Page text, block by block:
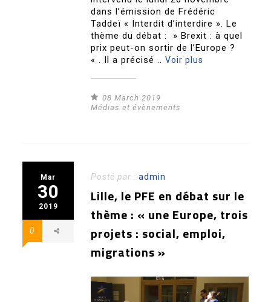
dans l’émission de Frédéric
Taddeï « Interdit d’interdire ». Le
thème du débat : » Brexit : à quel
prix peut-on sortir de l’Europe ?
« . Il a précisé ..Voir plus
08 March 2019
Médias et évènements
Mar
30
2019
0
Posté par :admin
Lille, le PFE en débat sur le
thème : « une Europe, trois
projets : social, emploi,
migrations »